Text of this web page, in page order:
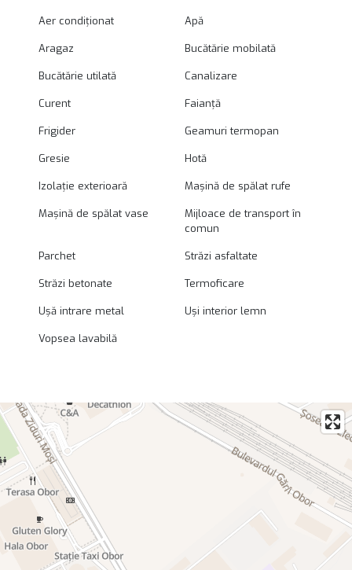
Aer condiționat Apă
Aragaz Bucătărie mobilată
Bucătărie utilată Canalizare
Curent Faianță
Frigider Geamuri termopan
Gresie Hotă
Izolație exterioară Mașină de spălat rufe
Mașină de spălat vase
Mijloace de transport în
comun
Parchet Străzi asfaltate
Străzi betonate Termoficare
Ușă intrare metal Uși interior lemn
Vopsea lavabilă